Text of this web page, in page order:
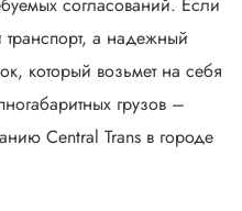
а надежный
который возьмет на себя
грузов –
Central Trans в городе